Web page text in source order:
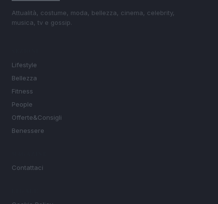
Attualità, costume, moda, bellezza, cinema, celebrity,
musica, tv e gossip.
Lifestyle
Bellezza
Fitness
People
Offerte&Consigli
Benessere
Contattaci